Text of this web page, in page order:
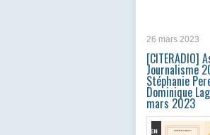
26 mars 2023
[CITERADIO]
Journalisme
Stéphanie
Dominique
mars 2023